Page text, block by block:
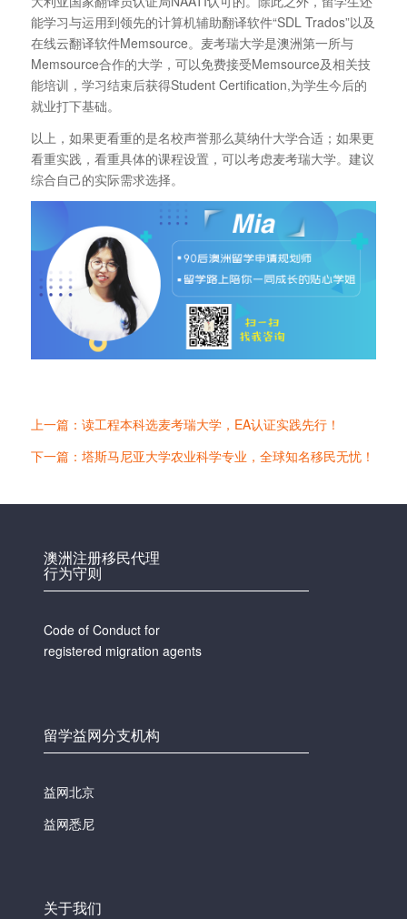
能学习与运用到领先的计算机辅助翻译软件“SDL Trados”以及
在线云翻译软件Memsource。麦考瑞大学是澳洲第一所与
Memsource合作的大学，可以免费接受Memsource及相关技
能培训，学习结束后获得Student Certification,为学生今后的
就业打下基础。
以上，如果更看重的是名校声誉那么莫纳什大学合适；如果更
看重实践，看重具体的课程设置，可以考虑麦考瑞大学。建议
综合自己的实际需求选择。
上一篇：读工程本科选麦考瑞大学，EA认证实践先行！
下一篇：塔斯马尼亚大学农业科学专业，全球知名移民无忧！
澳洲注册移民代理
行为守则
Code of Conduct for
registered migration agents
留学益网分支机构
益网北京
益网悉尼
关于我们